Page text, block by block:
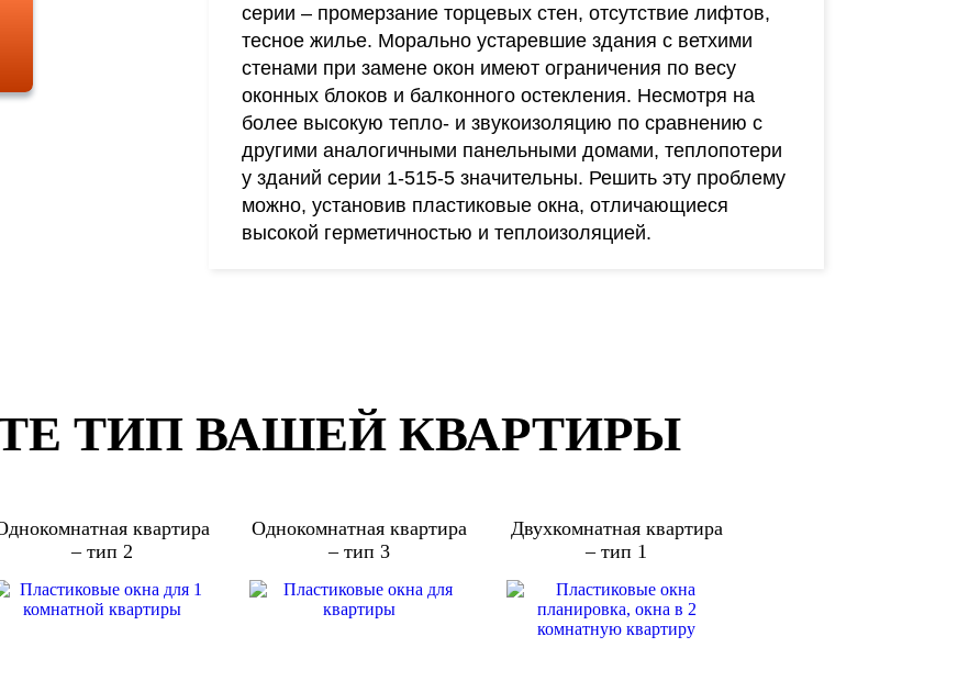
серии – промерзание торцевых стен, отсутствие лифтов,
тесное жилье. Морально устаревшие здания с ветхими
стенами при замене окон имеют ограничения по весу
оконных блоков и балконного остекления. Несмотря на
более высокую тепло- и звукоизоляцию по сравнению с
другими аналогичными панельными домами, теплопотери
у зданий серии 1-515-5 значительны. Решить эту проблему
можно, установив пластиковые окна, отличающиеся
высокой герметичностью и теплоизоляцией.
ТИП ВАШЕЙ КВАРТИРЫ
квартира
– тип 2
Однокомнатная квартира
– тип 3
Двухкомнатная квартира
– тип 1